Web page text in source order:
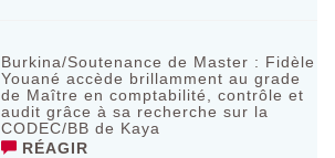
Burkina/Soutenance de Master : Fidèle
Youané accède brillamment au grade
de Maître en comptabilité, contrôle et
audit grâce à sa recherche sur la
CODEC/BB de Kaya
RÉAGIR